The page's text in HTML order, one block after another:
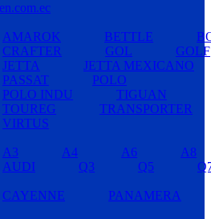
AMAROK BETTLE
CRAFTER
GOL
GOLF
JETTA
JETTA MEXICANO
PASSAT
POLO
POLO INDU
TIGUAN
TOUREG
TRANSPORTER
VIRTUS
A3 A4 A6
A8
AUDI
Q3 Q5
CAYENNE PANAMERA